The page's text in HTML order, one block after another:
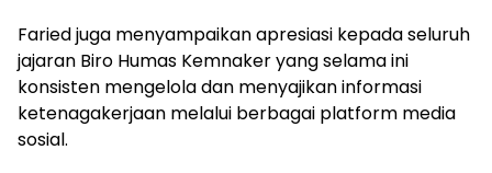
Faried juga menyampaikan apresiasi kepada seluruh
jajaran Biro Humas Kemnaker yang selama ini
konsisten mengelola dan menyajikan informasi
ketenagakerjaan melalui berbagai platform media
sosial.